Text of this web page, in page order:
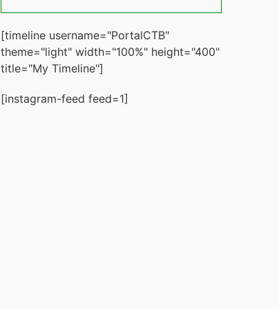
[timeline username="PortalCTB"
theme="light" width="100%" height="400"
title="My Timeline"]
[instagram-feed feed=1]